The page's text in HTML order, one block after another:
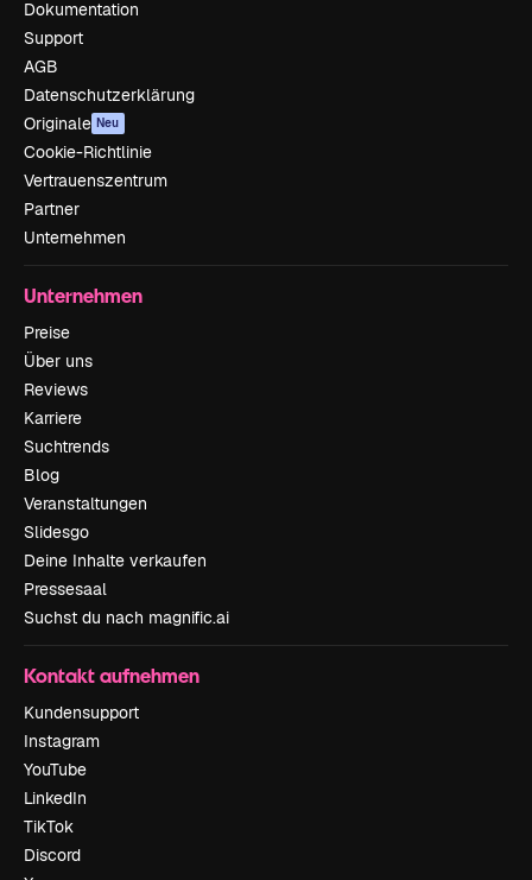
Dokumentation
Support
AGB
Datenschutzerklärung
Originale Neu
Cookie-Richtlinie
Vertrauenszentrum
Partner
Unternehmen
Unternehmen
Preise
Über uns
Reviews
Karriere
Suchtrends
Blog
Veranstaltungen
Slidesgo
Deine Inhalte verkaufen
Pressesaal
Suchst du nach magnific.ai
Kontakt aufnehmen
Kundensupport
Instagram
YouTube
LinkedIn
TikTok
Discord